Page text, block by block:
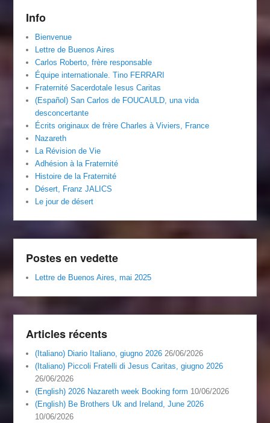
Info
Bienvenue
Lettre de Buenos Aires
Carlos Roberto, frère responsable
Équipe internationale. Tino FERRARI
Fraternité Sacerdotale Iesus Caritas
(Español) San Carlos de FOUCAULD, una vida
desconcertante
Écrits originaux de frère Charles à Viviers, France
Nazareth
La Révision de Vie
Adhésion à la Fraternité
Histoire de la Fraternité
Désert, Franz JALICS
Le jour de désert
Postes en vedette
Lettre de Buenos Aires, mai 2025
Articles récents
(Italiano) Diario Italiano, giugno 2026 26/06/2026
(Italiano) Piccoli Fratelli di Jesus Caritas, giugno 2026
26/06/2026
(English) 2026 Nazareth week Booking form 10/06/2026
(English) Be Brothers Uk and Ireland, June 2026
10/06/2026